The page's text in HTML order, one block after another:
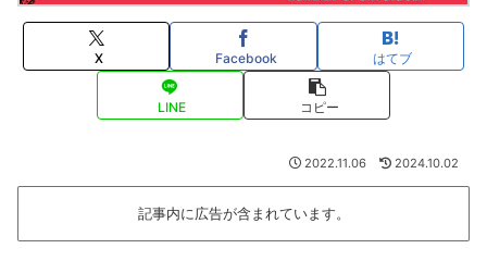
X Facebook はてブ
LINE コピー
2022.11.06 2024.10.02
記事内に広告が含まれています。